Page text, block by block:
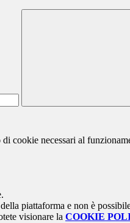
cookie necessari al
piattaforma e non è
visionare la COOKIE